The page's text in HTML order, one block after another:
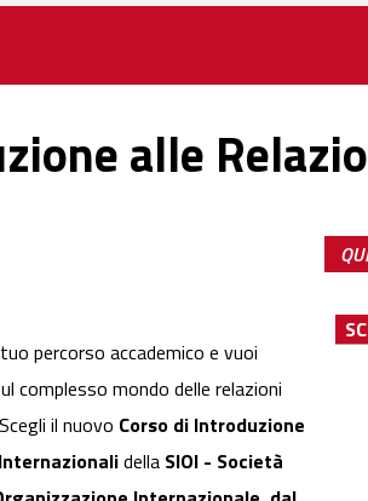
alle
percorso accademico e vuoi
complesso mondo delle relazioni
il nuovo Corso di Introduzione
della SIOI - Società